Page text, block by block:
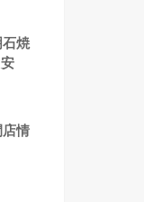
石焼
店情